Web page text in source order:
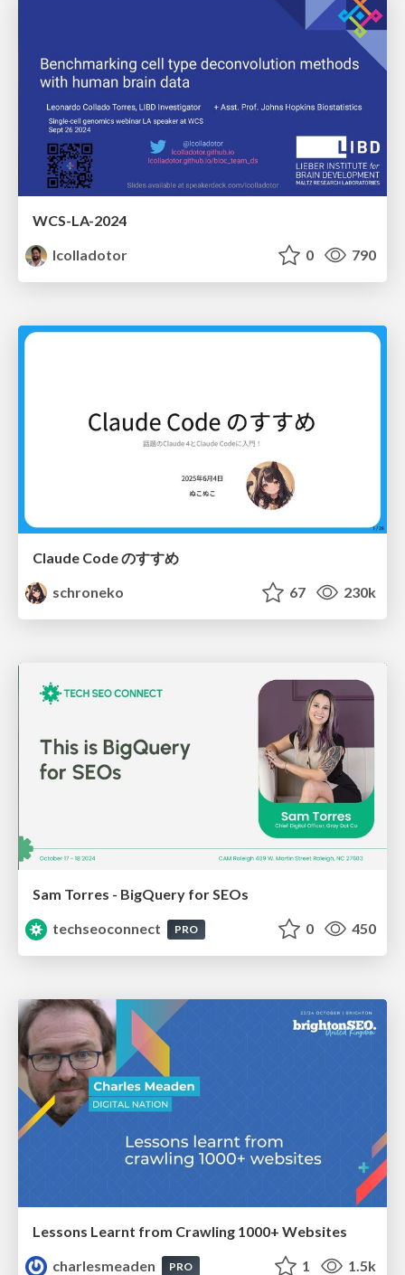
WCS-LA-2024
lcolladotor
0 790
Claude Code のすすめ
schroneko
67 230k
Sam Torres - BigQuery for SEOs
techseoconnect
PRO 0 450
Lessons Learnt from Crawling 1000+ Websites
charlesmeaden
PRO 1 1.5k